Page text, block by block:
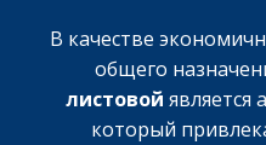
В качестве
общего
листовой является
который